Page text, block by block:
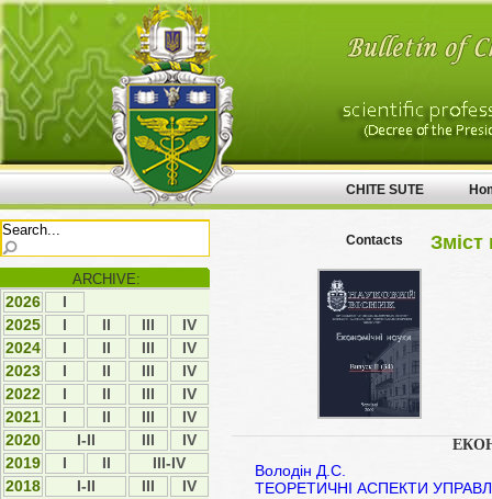
ARCHIVE:
2026
І
2025
І ІI ІII
ІV
2024
І ІI ІII
ІV
2023
І ІI ІII
ІV
2022
І ІI ІII
ІV
2021
І ІI ІII
IV
2020
I-II ІII
IV
2019
І ІI
III-IV
2018
I-II ІІІ
ІV
CHITE SUTE
Contacts
Володін Д.С.
ТЕОРЕТИЧНІ АСПЕКТИ